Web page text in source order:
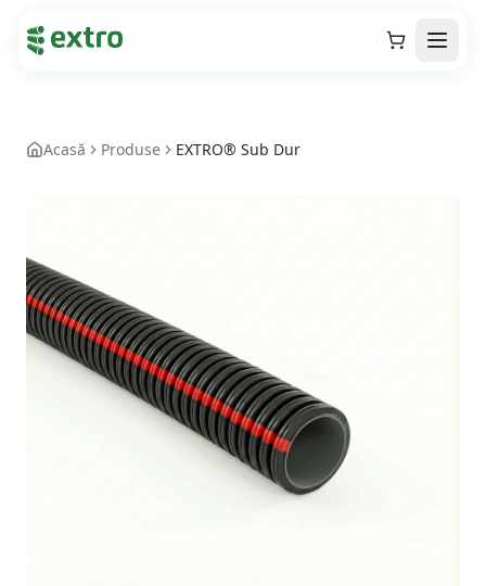
Cart
Acasă Produse EXTRO® Sub Dur